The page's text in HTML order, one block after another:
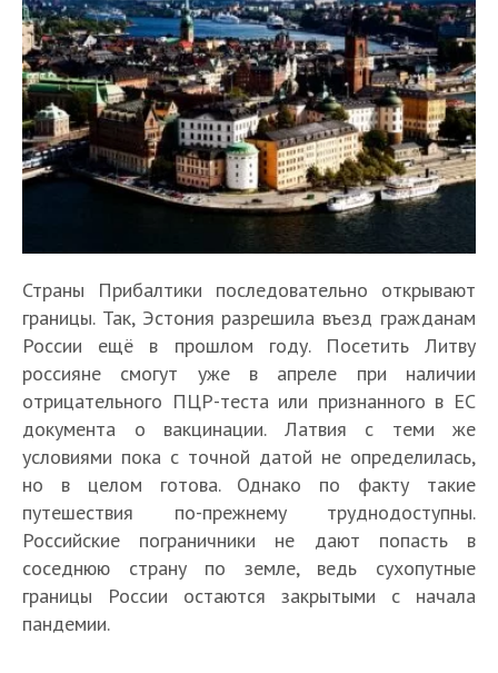
Страны Прибалтики последовательно открывают
границы. Так, Эстония разрешила въезд гражданам
России ещё в прошлом году. Посетить Литву
россияне смогут уже в апреле при наличии
отрицательного ПЦР-теста или признанного в ЕС
документа о вакцинации. Латвия с теми же
условиями пока с точной датой не определилась,
но в целом готова. Однако по факту такие
путешествия по-прежнему труднодоступны.
Российские пограничники не дают попасть в
соседнюю страну по земле, ведь сухопутные
границы России остаются закрытыми с начала
пандемии.